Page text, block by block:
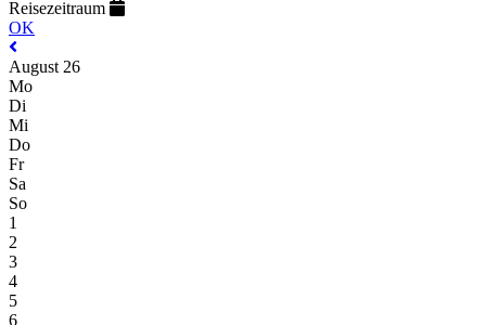
Reisezeitraum
OK
August 26
Mo
Di
Mi
Do
Fr
Sa
So
1
2
3
4
5
6